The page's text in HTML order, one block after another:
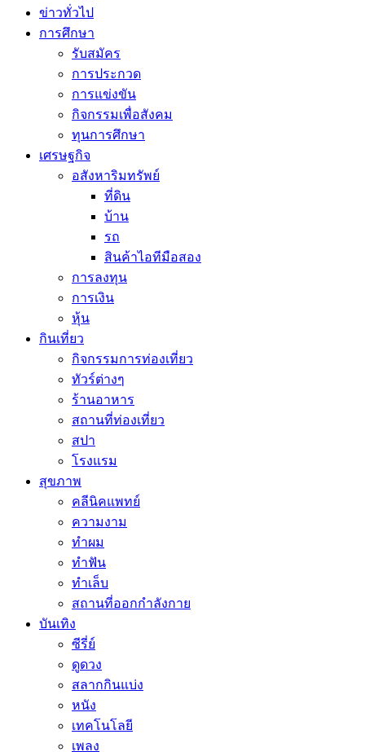
ข่าวทั่วไป
การศึกษา
รับสมัคร
การประกวด
การแข่งขัน
กิจกรรมเพื่อสังคม
ทุนการศึกษา
เศรษฐกิจ
อสังหาริมทรัพย์
ที่ดิน
บ้าน
รถ
สินค้าไอทีมือสอง
การลงทุน
การเงิน
หุ้น
กินเที่ยว
กิจกรรมการท่องเที่ยว
ทัวร์ต่างๆ
ร้านอาหาร
สถานที่ท่องเที่ยว
สปา
โรงแรม
สุขภาพ
คลีนิคแพทย์
ความงาม
ทำผม
ทำฟัน
ทำเล็บ
สถานที่ออกกำลังกาย
บันเทิง
ซีรี่ย์
ดูดวง
สลากกินแบ่ง
หนัง
เทคโนโลยี
เพลง